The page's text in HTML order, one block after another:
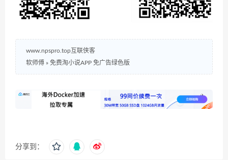
www.npspro.top互联侠客
软师傅 » 免费淘小说APP 免广告绿色版
分享到：